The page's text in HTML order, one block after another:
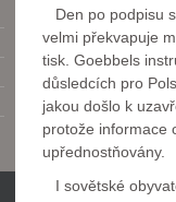
Den po podpisu
velmi překvapuje
tisk. Goebbels
důsledcích pro
jakou došlo k
protože informace
upřednostňovány.
I sovětské